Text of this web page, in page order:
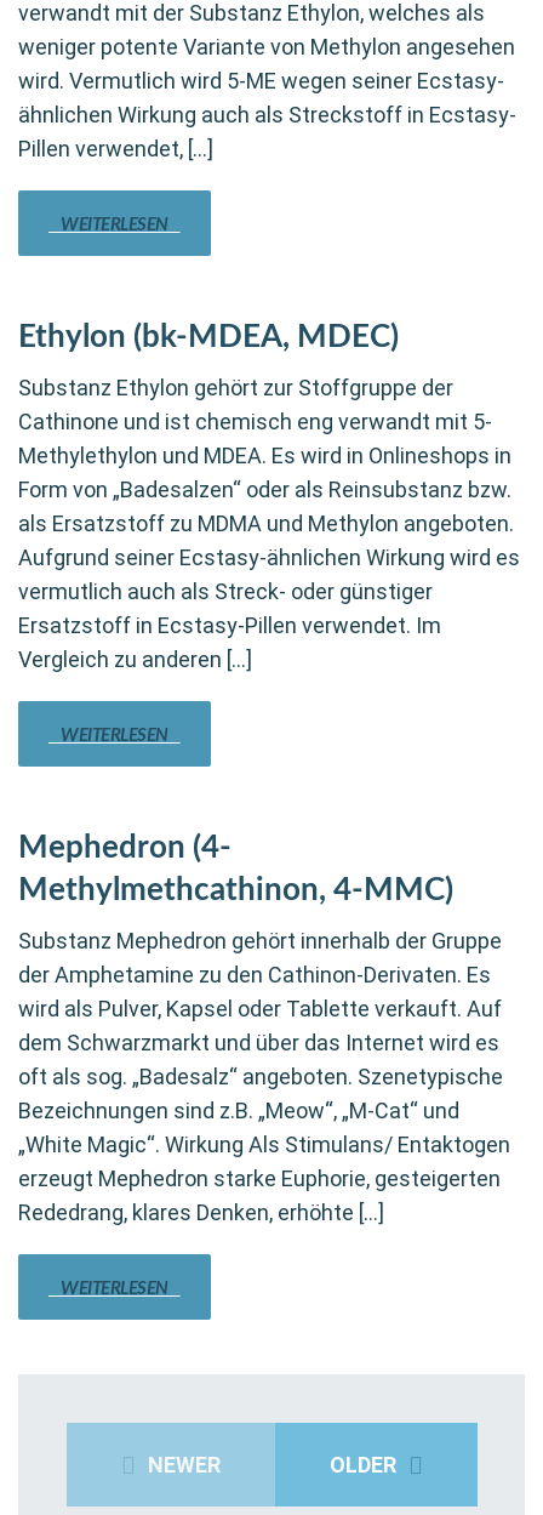
verwandt mit der Substanz Ethylon, welches als
weniger potente Variante von Methylon angesehen
wird. Vermutlich wird 5-ME wegen seiner Ecstasy-
ähnlichen Wirkung auch als Streckstoff in Ecstasy-
Pillen verwendet, […]
WEITERLESEN
Ethylon (bk-MDEA, MDEC)
Substanz Ethylon gehört zur Stoffgruppe der
Cathinone und ist chemisch eng verwandt mit 5-
Methylethylon und MDEA. Es wird in Onlineshops in
Form von „Badesalzen“ oder als Reinsubstanz bzw.
als Ersatzstoff zu MDMA und Methylon angeboten.
Aufgrund seiner Ecstasy-ähnlichen Wirkung wird es
vermutlich auch als Streck- oder günstiger
Ersatzstoff in Ecstasy-Pillen verwendet. Im
Vergleich zu anderen […]
WEITERLESEN
Mephedron (4-
Methylmethcathinon, 4-MMC)
Substanz Mephedron gehört innerhalb der Gruppe
der Amphetamine zu den Cathinon-Derivaten. Es
wird als Pulver, Kapsel oder Tablette verkauft. Auf
dem Schwarzmarkt und über das Internet wird es
oft als sog. „Badesalz“ angeboten. Szenetypische
Bezeichnungen sind z.B. „Meow“, „M-Cat“ und
„White Magic“. Wirkung Als Stimulans/ Entaktogen
erzeugt Mephedron starke Euphorie, gesteigerten
Rededrang, klares Denken, erhöhte […]
WEITERLESEN
NEWER OLDER